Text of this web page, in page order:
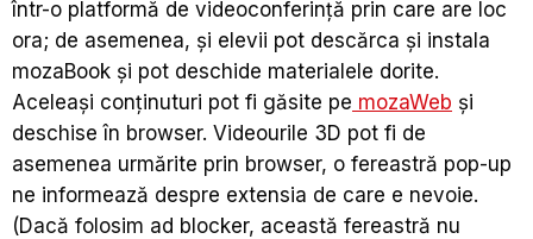
într-o platformă de videoconferință prin care are loc
ora; de asemenea, și elevii pot descărca și instala
mozaBook și pot deschide materialele dorite.
Aceleași conținuturi pot fi găsite pe mozaWeb și
deschise în browser. Videourile 3D pot fi de
asemenea urmărite prin browser, o fereastră pop-up
ne informează despre extensia de care e nevoie.
(Dacă folosim ad blocker, această fereastră nu